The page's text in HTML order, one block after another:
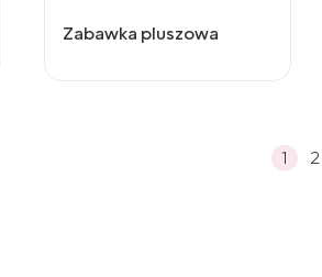
Zabawka pluszowa
1 2